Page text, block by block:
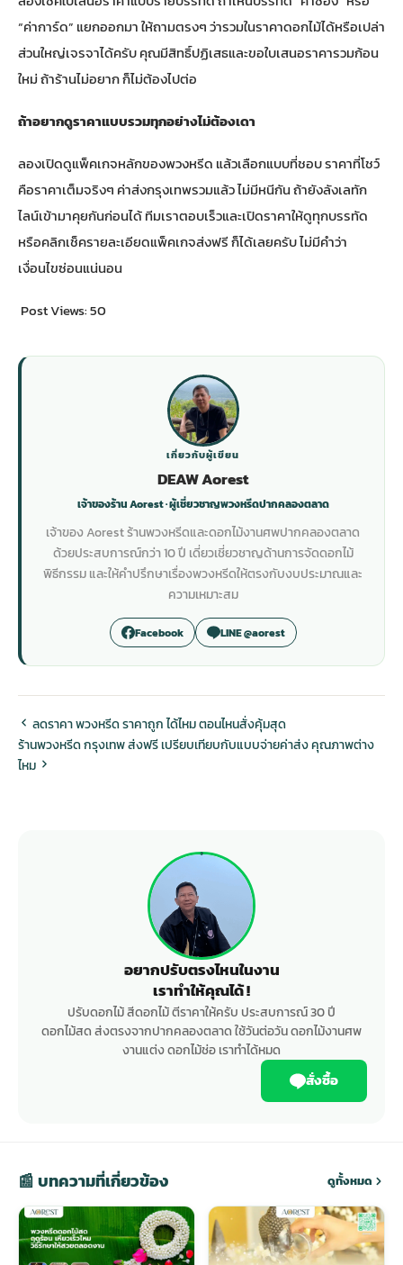
“ค่าการ์ด” แยกออกมา ให้ถามตรงๆ ว่ารวมในราคาดอกไม้ได้หรือเปล่า
ส่วนใหญ่เจรจาได้ครับ คุณมีสิทธิ์ปฏิเสธและขอใบเสนอราคารวมก้อน
ใหม่ ถ้าร้านไม่อยาก ก็ไม่ต้องไปต่อ
ถ้าอยากดูราคาแบบรวมทุกอย่างไม่ต้องเดา
ลองเปิดดูแพ็คเกจหลักของพวงหรีด แล้วเลือกแบบที่ชอบ ราคาที่โชว์
คือราคาเต็มจริงๆ ค่าส่งกรุงเทพรวมแล้ว ไม่มีหนีกัน ถ้ายังลังเลทัก
ไลน์เข้ามาคุยกันก่อนได้ ทีมเราตอบเร็วและเปิดราคาให้ดูทุกบรรทัด
หรือคลิกเช็ครายละเอียดแพ็คเกจส่งฟรีก็ได้เลยครับ ไม่มีคำว่า
เงื่อนไขซ่อนแน่นอน
Post Views:50
เกี่ยวกับผู้เขียน
DEAW Aorest
เจ้าของร้าน Aorest · ผู้เชี่ยวชาญพวงหรีดปากคลองตลาด
เจ้าของ Aorest ร้านพวงหรีดและดอกไม้งานศพปากคลองตลาด
ด้วยประสบการณ์กว่า 10 ปี เดี่ยวเชี่ยวชาญด้านการจัดดอกไม้
พิธีกรรม และให้คำปรึกษาเรื่องพวงหรีดให้ตรงกับงบประมาณและ
ความเหมาะสม
Facebook LINE @aorest
ลดราคา พวงหรีด ราคาถูก ได้ไหม ตอนไหนสั่งคุ้มสุด
ร้านพวงหรีด กรุงเทพ ส่งฟรี เปรียบเทียบกับแบบจ่ายค่าส่ง คุณภาพต่าง
ไหม
อยากปรับตรงไหนในงาน
เราทำให้คุณได้ !
ปรับดอกไม้ สีดอกไม้ ตีราคาให้ครับ ประสบการณ์ 30 ปี
ดอกไม้สด ส่งตรงจากปากคลองตลาด ใช้วันต่อวัน ดอกไม้งานศพ
งานแต่ง ดอกไม้ช่อ เราทำได้หมด
สั่งซื้อ
📰 บทความที่เกี่ยวข้อง ดูทั้งหมด